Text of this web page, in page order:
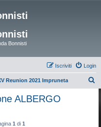
Bonnisti
Login
Iscriviti
Reunion 2021 Impruneta
ALBERGO
1 di 1